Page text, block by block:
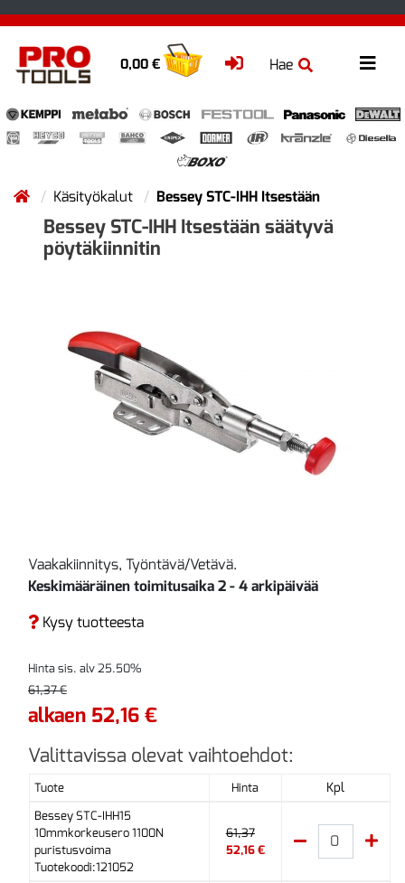
Hae
0,00 €
Käsityökalut Bessey STC-IHH Itsestään
Bessey STC-IHH Itsestään säätyvä
pöytäkiinnitin
Vaakakiinnitys, Työntävä/Vetävä.
Keskimääräinen toimitusaika 2 - 4 arkipäivää
Kysy tuotteesta
Hinta sis. alv 25.50%
61,37 €
alkaen 52,16 €
Valittavissa olevat vaihtoehdot:
Tuote Hinta Kpl
Bessey STC-IHH15
10mmkorkeusero 1100N
puristusvoima
Tuotekoodi:121052
61,37
52,16 €